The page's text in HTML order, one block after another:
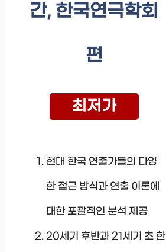
간, 한국연극학회
편
최저가
현대 한국 연출가들의 다양
한 접근 방식과 연출 이론에
대한 포괄적인 분석 제공
20세기 후반과 21세기 초 한